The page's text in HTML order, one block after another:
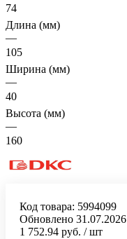
74
Длина (мм)
—
105
Ширина (мм)
—
40
Высота (мм)
—
160
Код товара: 5994099
Обновлено 31.07.2026
1 752.94 руб. / шт